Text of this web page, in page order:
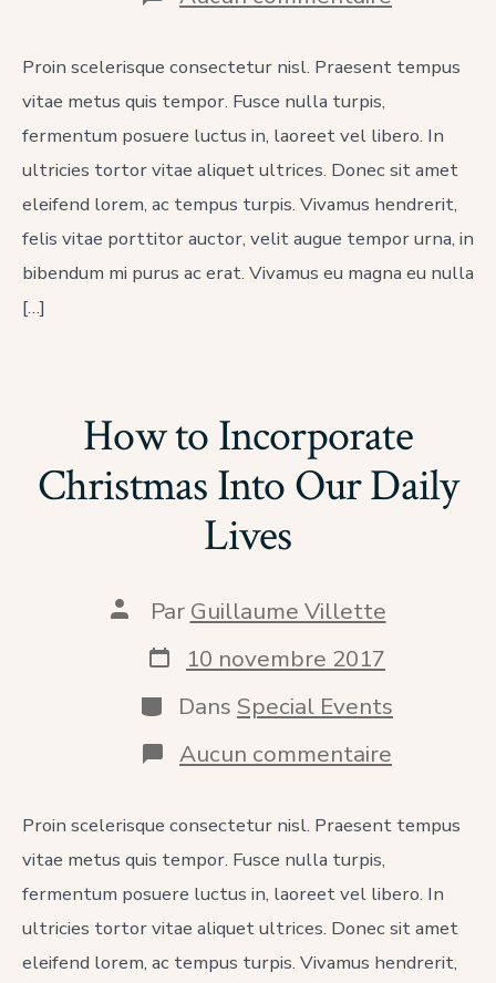
The
Teaching
Of
Clinging
Proin scelerisque consectetur nisl. Praesent tempus
vitae metus quis tempor. Fusce nulla turpis,
fermentum posuere luctus in, laoreet vel libero. In
ultricies tortor vitae aliquet ultrices. Donec sit amet
eleifend lorem, ac tempus turpis. Vivamus hendrerit,
felis vitae porttitor auctor, velit augue tempor urna, in
bibendum mi purus ac erat. Vivamus eu magna eu nulla
[…]
How to Incorporate
Christmas Into Our Daily
Lives
Auteur
publication
Par Guillaume Villette
Date
de
publication
10 novembre 2017
Catégories
Dans Special Events
Aucun commentaire
How
Christmas
Our
Daily
Lives
Proin scelerisque consectetur nisl. Praesent tempus
vitae metus quis tempor. Fusce nulla turpis,
fermentum posuere luctus in, laoreet vel libero. In
ultricies tortor vitae aliquet ultrices. Donec sit amet
eleifend lorem, ac tempus turpis. Vivamus hendrerit,